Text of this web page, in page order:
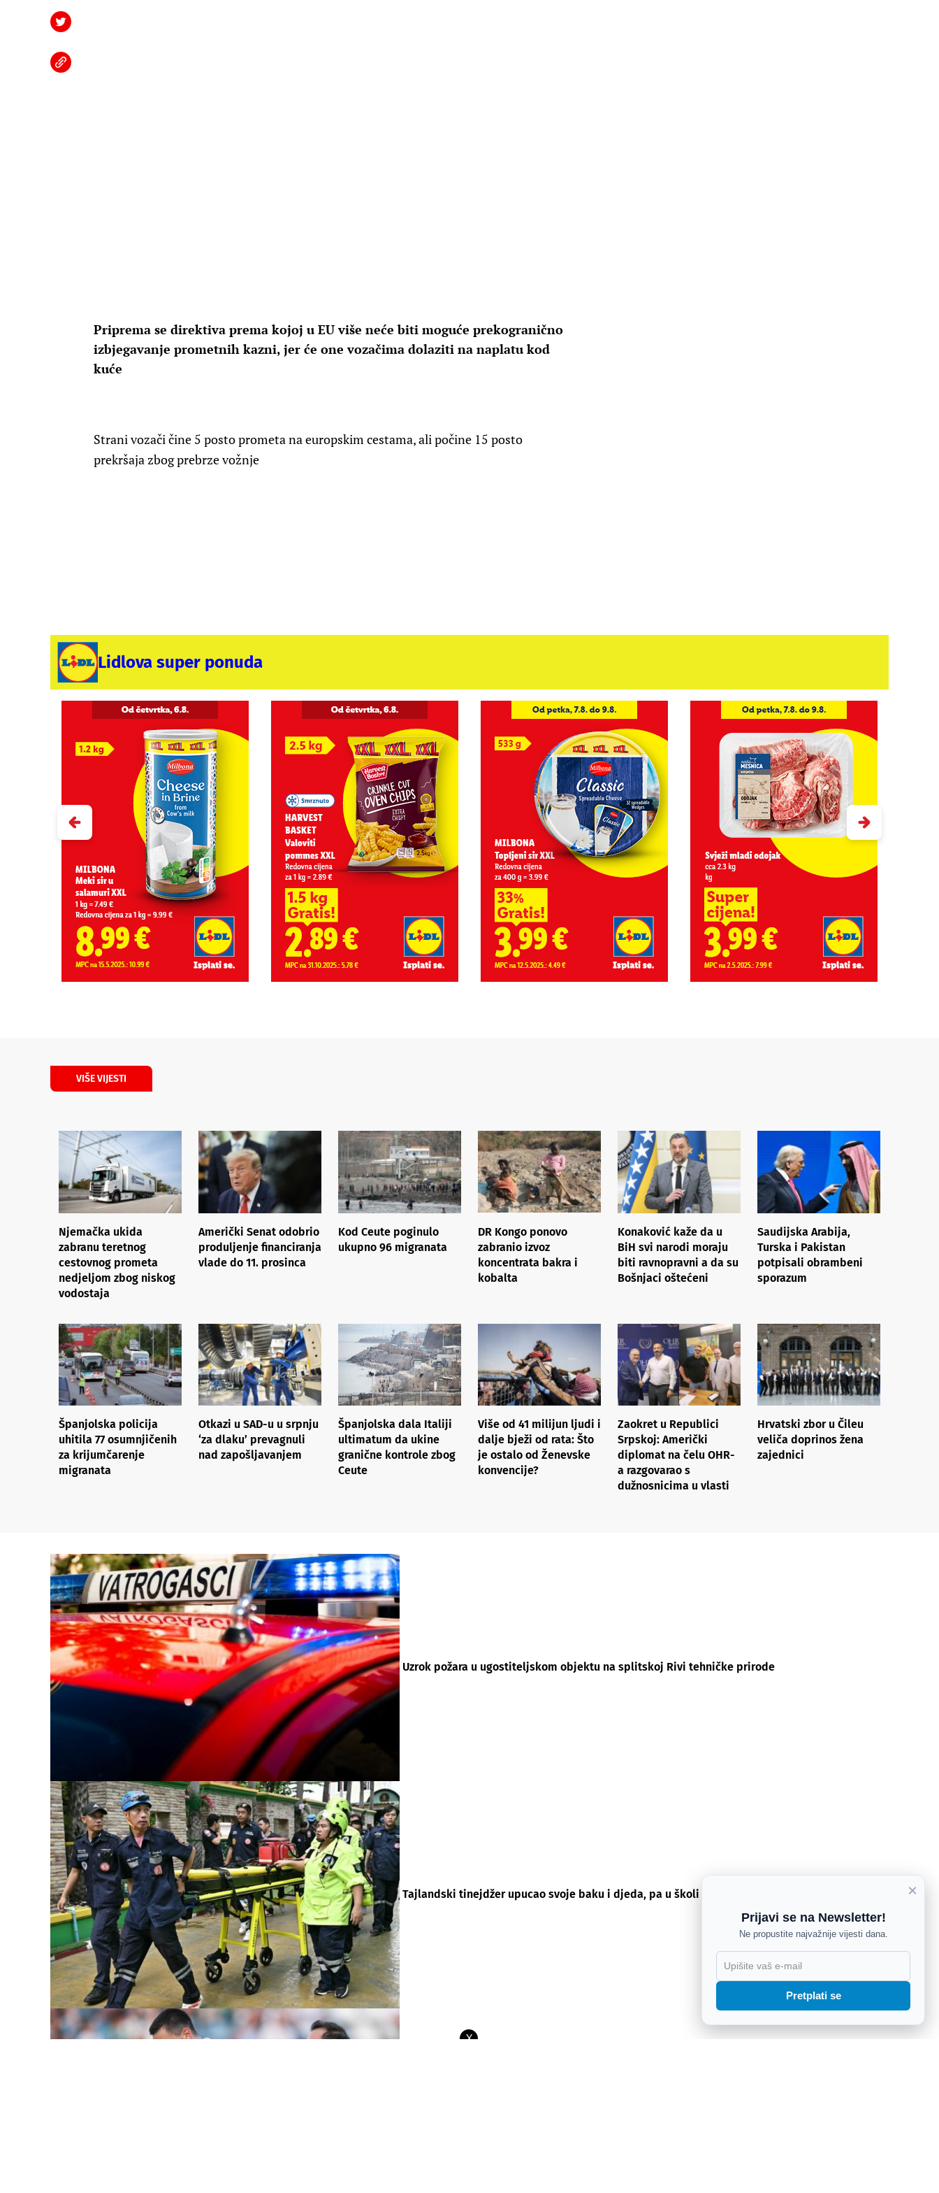
Priprema se direktiva prema kojoj u EU više neće biti moguće prekogranično
izbjegavanje prometnih kazni, jer će one vozačima dolaziti na naplatu kod
kuće
Strani vozači čine 5 posto prometa na europskim cestama, ali počine 15 posto
prekršaja zbog prebrze vožnje
Lidlova super ponuda
VIŠE VIJESTI
Njemačka ukida
zabranu teretnog
cestovnog prometa
nedjeljom zbog niskog
vodostaja
Američki Senat odobrio
produljenje financiranja
vlade do 11. prosinca
Kod Ceute poginulo
ukupno 96 migranata
DR Kongo ponovo
zabranio izvoz
koncentrata bakra i
kobalta
Konaković kaže da u
BiH svi narodi moraju
biti ravnopravni a da su
Bošnjaci oštećeni
Saudijska Arabija,
Turska i Pakistan
potpisali obrambeni
sporazum
Španjolska policija
uhitila 77 osumnjičenih
za krijumčarenje
migranata
Otkazi u SAD-u u srpnju
‘za dlaku’ prevagnuli
nad zapošljavanjem
Španjolska dala Italiji
ultimatum da ukine
granične kontrole zbog
Ceute
Više od 41 milijun ljudi i
dalje bježi od rata: Što
je ostalo od Ženevske
konvencije?
Zaokret u Republici
Srpskoj: Američki
diplomat na čelu OHR-
a razgovarao s
dužnosnicima u vlasti
Hrvatski zbor u Čileu
veliča doprinos žena
zajednici
Uzrok požara u ugostiteljskom objektu na splitskoj Rivi tehničke prirode
Tajlandski tinejdžer upucao svoje baku i djeda, pa u školi ubio šestero učenika, a zatim i sebe
X
×
Prijavi se na Newsletter!
Ne propustite najvažnije vijesti dana.
Pretplati se